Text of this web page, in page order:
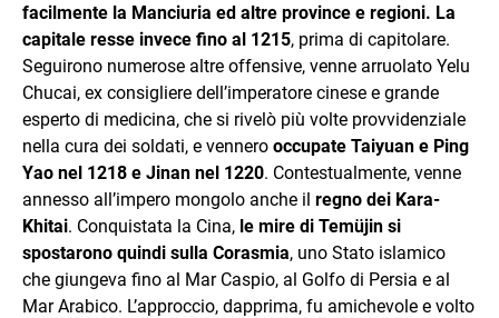
facilmente la Manciuria ed altre province e regioni. La
capitale resse invece fino al 1215, prima di capitolare.
Seguirono numerose altre offensive, venne arruolato Yelu
Chucai, ex consigliere dell’imperatore cinese e grande
esperto di medicina, che si rivelò più volte provvidenziale
nella cura dei soldati, e vennero occupate Taiyuan e Ping
Yao nel 1218 e Jinan nel 1220. Contestualmente, venne
annesso all’impero mongolo anche il regno dei Kara-
Khitai. Conquistata la Cina, le mire di Temüjin si
spostarono quindi sulla Corasmia, uno Stato islamico
che giungeva fino al Mar Caspio, al Golfo di Persia e al
Mar Arabico. L’approccio, dapprima, fu amichevole e volto